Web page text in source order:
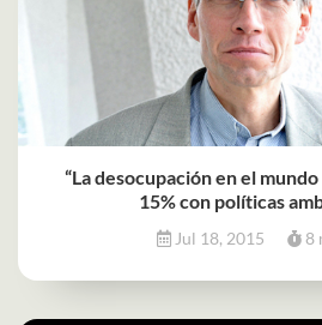
“La desocupación en el
15% con políticas
Jul 18, 2015 8